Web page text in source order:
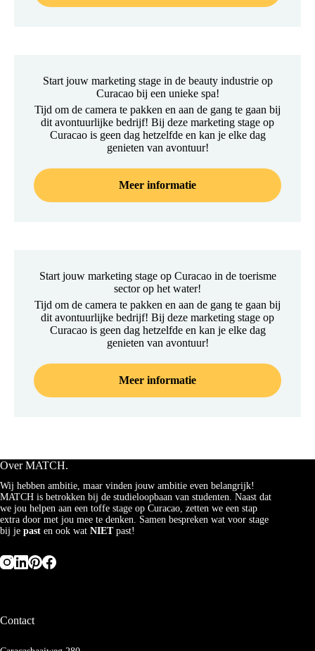
Start jouw marketing stage in de beauty industrie op
Curacao bij een unieke spa!
Tijd om de camera te pakken en aan de gang te gaan bij
dit avontuurlijke bedrijf! Bij deze marketing stage op
Curacao is geen dag hetzelfde en kan je elke dag
genieten van avontuur!
Meer informatie
Start jouw marketing stage op Curacao in de toerisme
sector op het water!
Tijd om de camera te pakken en aan de gang te gaan bij
dit avontuurlijke bedrijf! Bij deze marketing stage op
Curacao is geen dag hetzelfde en kan je elke dag
genieten van avontuur!
Meer informatie
Over MATCH.
Wij hebben ambitie, maar vinden jouw ambitie even belangrijk!
MATCH is betrokken bij de studieloopbaan van studenten. Naast dat
we jou helpen aan een toffe stage op Curacao, zetten we een stap
extra door met jou mee te denken. Samen bespreken wat voor stage
bij je past en ook wat NIET past!
Contact